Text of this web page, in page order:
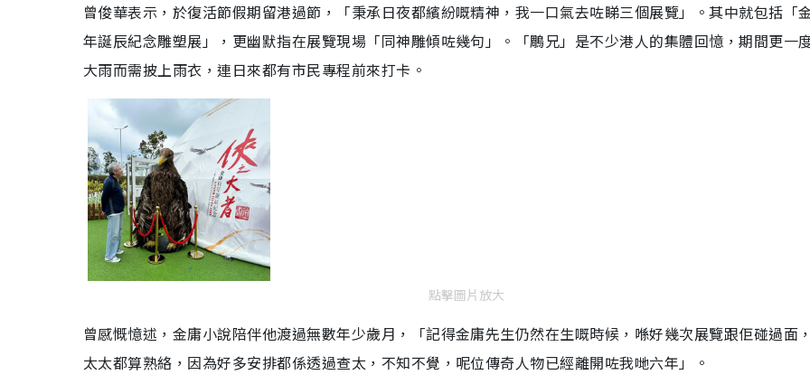
曾俊華表示，於復活節假期留港過節，「秉承日夜都繽紛嘅精神，我一口氣去咗睇三個展覽」。其中就包括「
年誕辰紀念雕塑展」，更幽默指在展覽現場「同神雕傾咗幾句」。「鵰兄」是不少港人的集體回憶，期間更一
大雨而需披上雨衣，連日來都有市民專程前來打卡。
點擊圖片放大
曾感慨憶述，金庸小說陪伴他渡過無數年少歲月，「記得金庸先生仍然在生嘅時候，喺好幾次展覽跟佢碰過面
太太都算熟絡，因為好多安排都係透過查太，不知不覺，呢位傳奇人物已經離開咗我哋六年」。